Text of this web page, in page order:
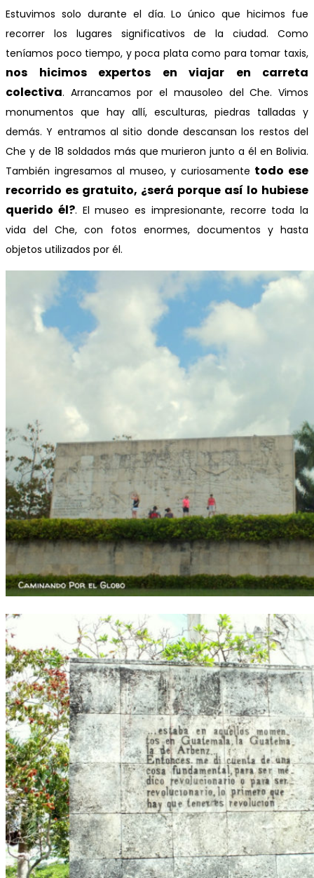
Estuvimos solo durante el día. Lo único que hicimos fue
recorrer los lugares significativos de la ciudad. Como
teníamos poco tiempo, y poca plata como para tomar taxis,
nos hicimos expertos en viajar en carreta
colectiva. Arrancamos por el mausoleo del Che. Vimos
monumentos que hay allí, esculturas, piedras talladas y
demás. Y entramos al sitio donde descansan los restos del
Che y de 18 soldados más que murieron junto a él en Bolivia.
También ingresamos al museo, y curiosamente todo ese
recorrido es gratuito, ¿será porque así lo hubiese
querido él?. El museo es impresionante, recorre toda la
vida del Che, con fotos enormes, documentos y hasta
objetos utilizados por él.